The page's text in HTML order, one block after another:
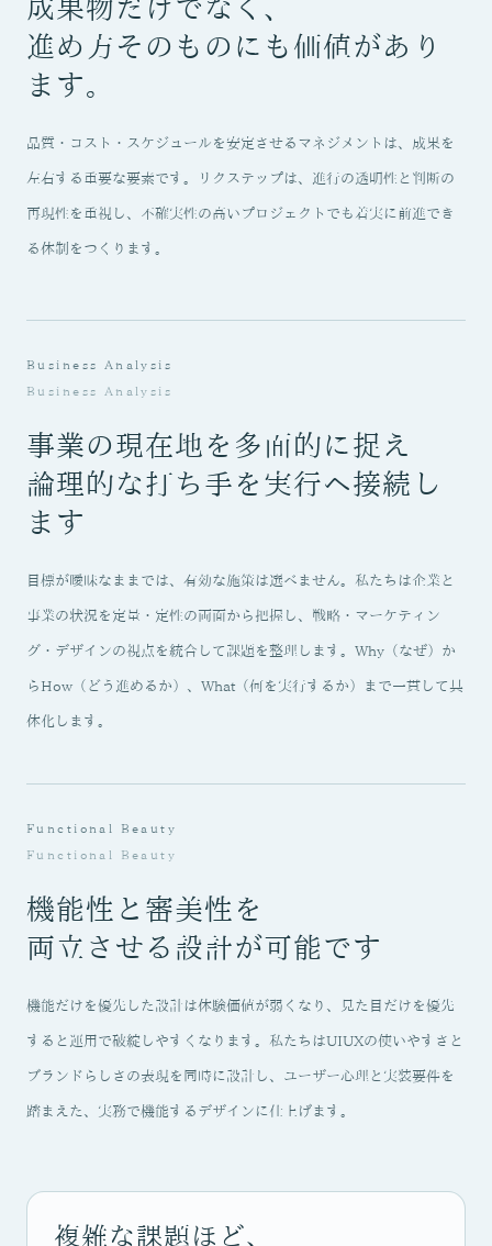
成果物だけでなく、
進め方そのものにも価値があり
ます。
品質・コスト・スケジュールを安定させるマネジメントは、成果を
左右する重要な要素です。リクステップは、進行の透明性と判断の
再現性を重視し、不確実性の高いプロジェクトでも着実に前進でき
る体制をつくります。
Business Analysis
Business Analysis
事業の現在地を多面的に捉え
論理的な打ち手を実行へ接続し
ます
目標が曖昧なままでは、有効な施策は選べません。私たちは企業と
事業の状況を定量・定性の両面から把握し、戦略・マーケティン
グ・デザインの視点を統合して課題を整理します。Why（なぜ）か
らHow（どう進めるか）、What（何を実行するか）まで一貫して具
体化します。
Functional Beauty
Functional Beauty
機能性と審美性を
両立させる設計が可能です
機能だけを優先した設計は体験価値が弱くなり、見た目だけを優先
すると運用で破綻しやすくなります。私たちはUIUXの使いやすさと
ブランドらしさの表現を同時に設計し、ユーザー心理と実装要件を
踏まえた、実務で機能するデザインに仕上げます。
複雑な課題ほど、